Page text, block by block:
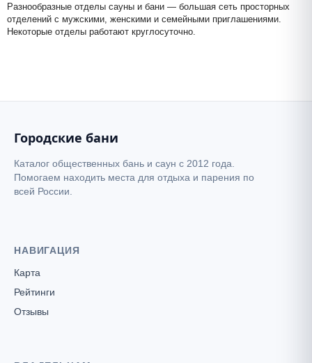
Разнообразные отделы сауны и бани — большая сеть просторных
отделений с мужскими, женскими и семейными приглашениями.
Некоторые отделы работают круглосуточно.
Городские бани
Каталог общественных бань и саун с 2012 года.
Помогаем находить места для отдыха и парения по
всей России.
НАВИГАЦИЯ
Карта
Рейтинги
Отзывы